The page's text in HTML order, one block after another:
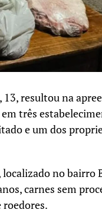
resultou na
três
e um dos
no bairro
carnes sem